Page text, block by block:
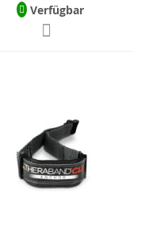
Verfügbar